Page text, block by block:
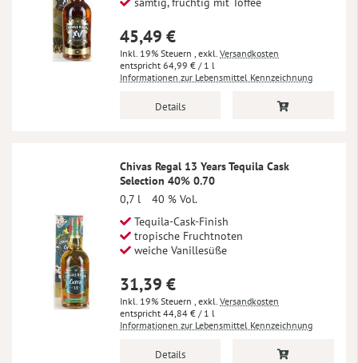
45,49 €
Inkl. 19% Steuern , exkl. Versandkosten
64,99 € / 1 l
Informationen zur Lebensmittel Kennzeichnung
Details
Chivas Regal 13 Years Tequila Cask
Selection 40% 0.70
0,7 l
40 % Vol.
Tequila-Cask-Finish
tropische Fruchtnoten
weiche Vanillesüße
31,39 €
Inkl. 19% Steuern , exkl. Versandkosten
44,84 € / 1 l
Informationen zur Lebensmittel Kennzeichnung
Details